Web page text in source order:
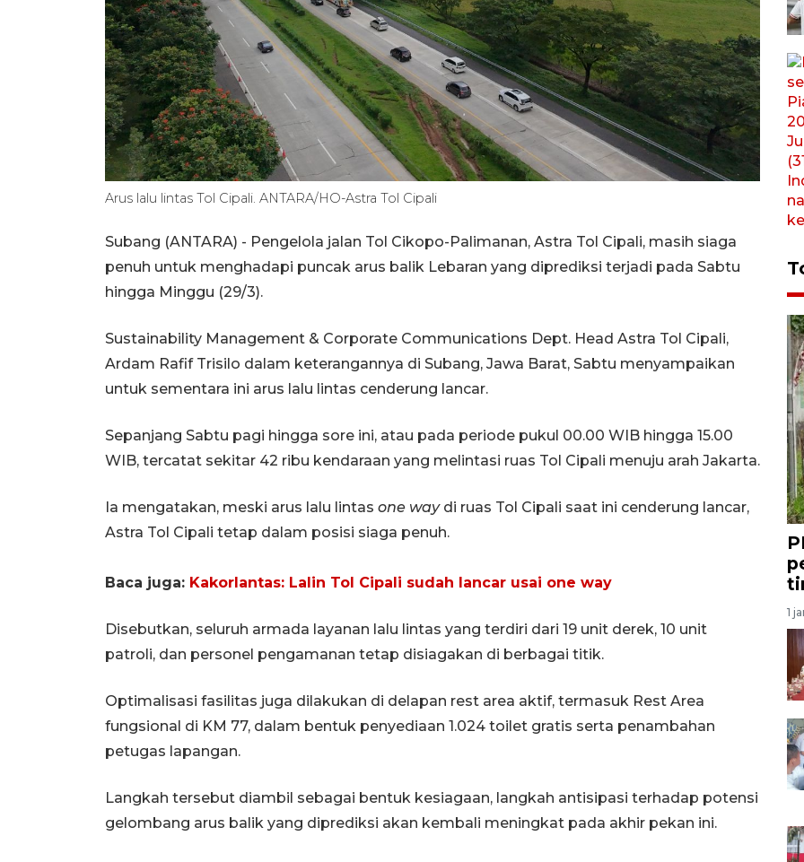
Arus lalu lintas Tol Cipali. ANTARA/HO-Astra Tol Cipali
Subang (ANTARA) - Pengelola jalan Tol Cikopo-Palimanan, Astra Tol Cipali, masih siaga
penuh untuk menghadapi puncak arus balik Lebaran yang diprediksi terjadi pada Sabtu
hingga Minggu (29/3).
Sustainability Management & Corporate Communications Dept. Head Astra Tol Cipali,
Ardam Rafif Trisilo dalam keterangannya di Subang, Jawa Barat, Sabtu menyampaikan
untuk sementara ini arus lalu lintas cenderung lancar.
Sepanjang Sabtu pagi hingga sore ini, atau pada periode pukul 00.00 WIB hingga 15.00
WIB, tercatat sekitar 42 ribu kendaraan yang melintasi ruas Tol Cipali menuju arah Jakarta.
Ia mengatakan, meski arus lalu lintas one waydi ruas Tol Cipali saat ini cenderung lancar,
Astra Tol Cipali tetap dalam posisi siaga penuh.
Baca juga: Kakorlantas: Lalin Tol Cipali sudah lancar usai one way
Disebutkan, seluruh armada layanan lalu lintas yang terdiri dari 19 unit derek, 10 unit
patroli, dan personel pengamanan tetap disiagakan di berbagai titik.
Optimalisasi fasilitas juga dilakukan di delapan rest area aktif, termasuk Rest Area
fungsional di KM 77, dalam bentuk penyediaan 1.024 toilet gratis serta penambahan
petugas lapangan.
Langkah tersebut diambil sebagai bentuk kesiagaan, langkah antisipasi terhadap potensi
gelombang arus balik yang diprediksi akan kembali meningkat pada akhir pekan ini.
1